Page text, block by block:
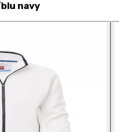
navy